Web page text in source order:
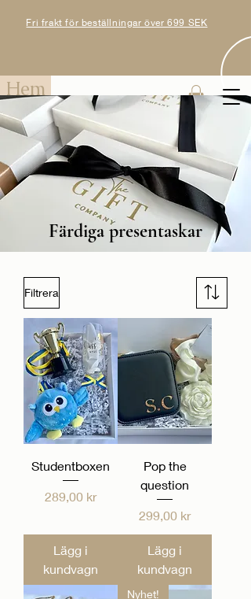
Fri frakt för beställningar över 699 SEK
Hem
Färdiga presentaskar
Filtrera
Studentboxen
Pris
289,00 kr
Lägg i
kundvagn
Pop the
question
Pris
299,00 kr
Lägg i
kundvagn
Nyhet!